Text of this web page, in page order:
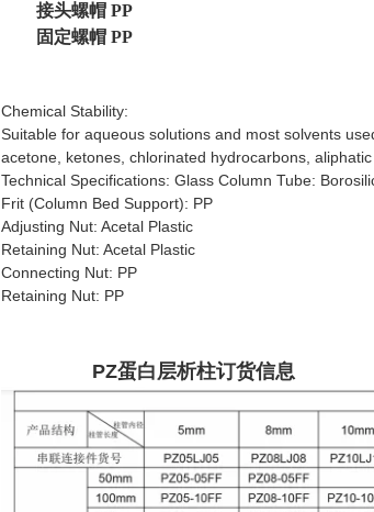
接头螺帽 PP
固定螺帽 PP
Chemical Stability:
Suitable for aqueous solutions and most solvents
acetone, ketones, chlorinated hydrocarbons,
Technical Specifications: Glass Column Tube:
Frit (Column Bed Support): PP
Adjusting Nut: Acetal Plastic
Retaining Nut: Acetal Plastic
Connecting Nut: PP
Retaining Nut: PP
PZ蛋白层析柱订货信息